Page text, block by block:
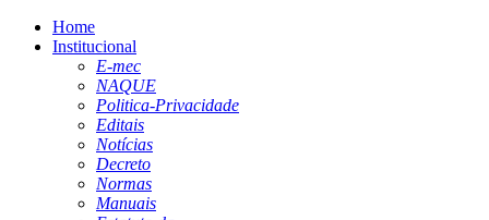
Home
Institucional
E-mec
NAQUE
Politica-Privacidade
Editais
Notícias
Decreto
Normas
Manuais